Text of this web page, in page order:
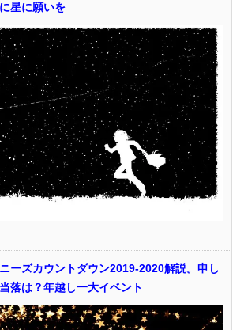
星に願いを
ニーズカウントダウン2019-2020解説。申し
落は？年越し一大イベント